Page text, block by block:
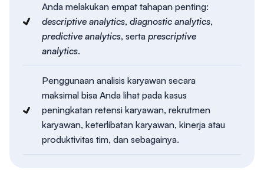
Anda melakukan empat tahapan penting:
descriptive analytics, diagnostic analytics,
predictive analytics, serta prescriptive
analytics.
Penggunaan analisis karyawan secara
maksimal bisa Anda lihat pada kasus
peningkatan retensi karyawan, rekrutmen
karyawan, keterlibatan karyawan, kinerja atau
produktivitas tim, dan sebagainya.